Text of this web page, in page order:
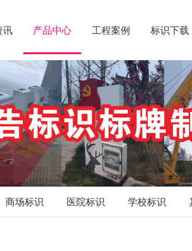
讯 产品中心 工程案例 标识下载
商场标识 医院标识 学校标识